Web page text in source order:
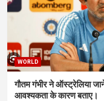
WORLD
गौतम गंभीर ने ऑस्ट्रेलिया
आवश्यकता के कारण बताए।